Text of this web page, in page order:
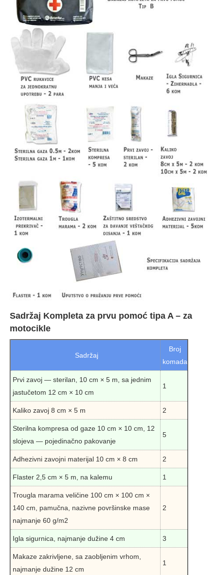
Sadržaj Kompleta za prvu pomoć tipa A – za
motocikle
Sadržaj
Broj
komada
Prvi zavoj — sterilan, 10 cm × 5 m, sa jednim
jastučetom 12 cm × 10 cm
1
Kaliko zavoj 8 cm × 5 m 2
Sterilna kompresa od gaze 10 cm × 10 cm, 12
slojeva — pojedinačno pakovanje
5
Adhezivni zavojni materijal 10 cm × 8 cm 2
Flaster 2,5 cm × 5 m, na kalemu 1
Trougla marama veličine 100 cm × 100 cm ×
140 cm, pamučna, nazivne površinske mase
najmanje 60 g/m2
2
Igla sigurnica, najmanje dužine 4 cm 3
Makaze zakrivljene, sa zaobljenim vrhom,
najmanje dužine 12 cm
1